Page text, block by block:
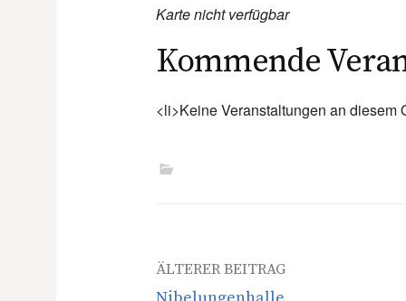
Karte nicht verfügbar
Kommende
<li>Keine Veranstaltungen an diesem
Beitrags-
ÄLTERER BEITRAG